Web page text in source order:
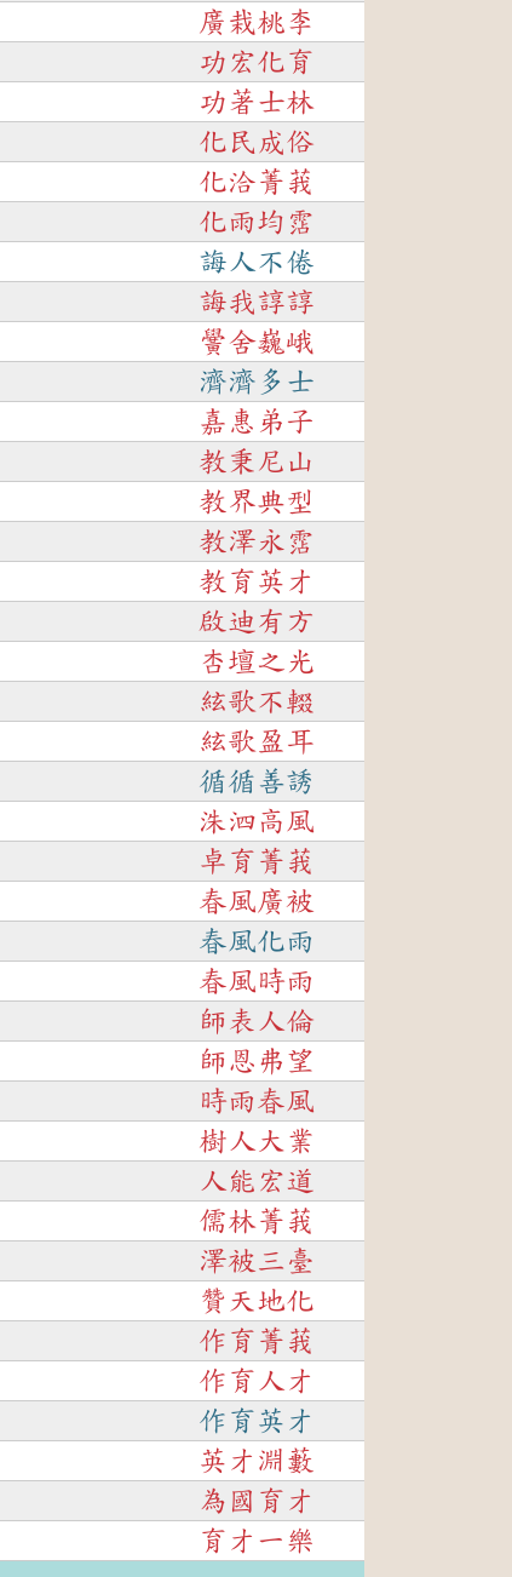
廣栽桃李
功宏化育
功著士林
化民成俗
化洽菁莪
化雨均霑
誨人不倦
誨我諄諄
黌舍巍峨
濟濟多士
嘉惠弟子
教秉尼山
教界典型
教澤永霑
教育英才
啟迪有方
杏壇之光
絃歌不輟
絃歌盈耳
循循善誘
洙泗高風
卓育菁莪
春風廣被
春風化雨
春風時雨
師表人倫
師恩弗望
時雨春風
樹人大業
人能宏道
儒林菁莪
澤被三臺
贊天地化
作育菁莪
作育人才
作育英才
英才淵藪
為國育才
育才一樂